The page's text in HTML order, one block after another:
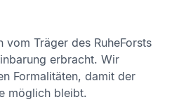
vom Träger des RuheForsts
erbracht. Wir
Formalitäten, damit der
möglich bleibt.